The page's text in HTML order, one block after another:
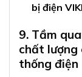
bị điện VIKI
9. Tầm
chất lượng
thống điện